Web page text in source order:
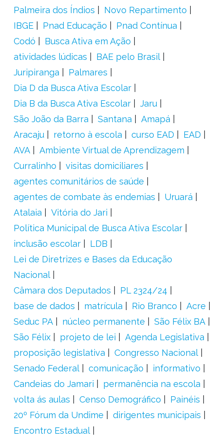
Palmeira dos Índios
Novo Repartimento
IBGE
Pnad Educação
Pnad Contínua
Codó
Busca Ativa em Ação
atividades lúdicas
BAE pelo Brasil
Juripiranga
Palmares
Dia D da Busca Ativa Escolar
Dia B da Busca Ativa Escolar
Jaru
São João da Barra
Santana
Amapá
Aracaju
retorno à escola curso EAD
EAD
AVA
Ambiente Virtual de Aprendizagem
Curralinho
visitas domiciliares
agentes comunitários de saúde
agentes de combate às endemias
Uruará
Atalaia
Vitória do Jari
Política Municipal de Busca Ativa Escolar
inclusão escolar
LDB
Lei de Diretrizes e Bases da Educação
Nacional
Câmara dos Deputados
PL 2324/24
base de dados
matrícula Rio Branco
Acre
Seduc PA
núcleo permanente
São Félix BA
São Félix
projeto de lei
Agenda Legislativa
proposição legislativa
Congresso Nacional
Senado Federal
comunicação
informativo
Candeias do Jamari
permanência na escola
volta ás aulas
Censo Demográfico
Painéis
20º Fórum da Undime
dirigentes municipais
Encontro Estadual